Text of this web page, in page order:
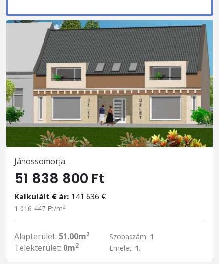
Jánossomorja
51 838 800 Ft
Kalkulált € ár: 141 636 €
1 016 447 Ft/m2
Alapterület: 51.00m2
Telekterület: 0m2
Szobaszám: 1
Emelet: 1.